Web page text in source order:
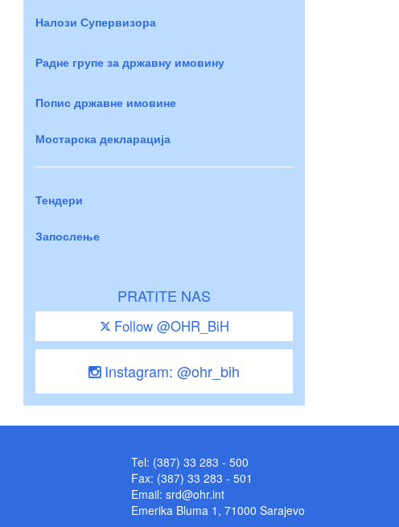
Налози Супервизора
Радне групе за државну имовину
Попис државне имовине
Мостарска декларација
Тендери
Запослење
PRATITE NAS
Follow @OHR_BiH
Instagram: @ohr_bih
Tel: (387) 33 283 - 500
Fax: (387) 33 283 - 501
Email: srd@ohr.int
Emerika Bluma 1, 71000 Sarajevo